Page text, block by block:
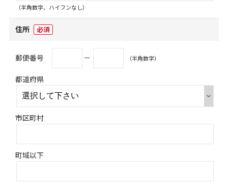
（半角数字、ハイフンなし）
住所 必須
郵便番号 － （半角数字）
都道府県
市区町村
町域以下